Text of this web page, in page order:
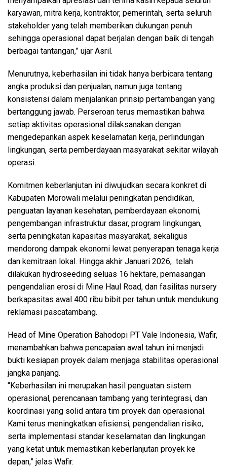
karyawan, mitra kerja, kontraktor, pemerintah, serta seluruh
stakeholder yang telah memberikan dukungan penuh
sehingga operasional dapat berjalan dengan baik di tengah
berbagai tantangan,” ujar Asril.
Menurutnya, keberhasilan ini tidak hanya berbicara tentang
angka produksi dan penjualan, namun juga tentang
konsistensi dalam menjalankan prinsip pertambangan yang
bertanggung jawab. Perseroan terus memastikan bahwa
setiap aktivitas operasional dilaksanakan dengan
mengedepankan aspek keselamatan kerja, perlindungan
lingkungan, serta pemberdayaan masyarakat sekitar wilayah
operasi.
Komitmen keberlanjutan ini diwujudkan secara konkret di
Kabupaten Morowali melalui peningkatan pendidikan,
penguatan layanan kesehatan, pemberdayaan ekonomi,
pengembangan infrastruktur dasar, program lingkungan,
serta peningkatan kapasitas masyarakat, sekaligus
mendorong dampak ekonomi lewat penyerapan tenaga kerja
dan kemitraan lokal. Hingga akhir Januari 2026, telah
dilakukan hydroseeding seluas 16 hektare, pemasangan
pengendalian erosi di Mine Haul Road, dan fasilitas nursery
berkapasitas awal 400 ribu bibit per tahun untuk mendukung
reklamasi pascatambang.
Head of Mine Operation Bahodopi PT Vale Indonesia, Wafir,
menambahkan bahwa pencapaian awal tahun ini menjadi
bukti kesiapan proyek dalam menjaga stabilitas operasional
jangka panjang.
“Keberhasilan ini merupakan hasil penguatan sistem
operasional, perencanaan tambang yang terintegrasi, dan
koordinasi yang solid antara tim proyek dan operasional.
Kami terus meningkatkan efisiensi, pengendalian risiko,
serta implementasi standar keselamatan dan lingkungan
yang ketat untuk memastikan keberlanjutan proyek ke
depan,” jelas Wafir.